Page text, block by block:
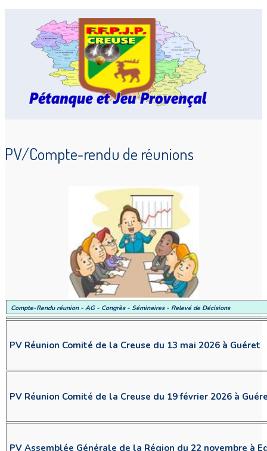
PV/Compte-rendu de réunions
Compte-Rendu réunion - AG - Congrès - Séminaires - Relevé de Décisions
PV Réunion Comité de la Creuse du 13 mai 2026 à Guéret
PV Réunion Comité de la Creuse du 19 février 2026 à
PV Assemblée Générale de la Région du 22 novembre à